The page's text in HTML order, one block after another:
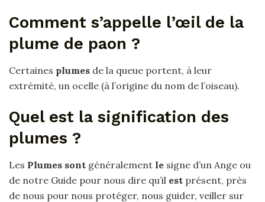
Comment s’appelle l’œil de la
plume de paon ?
Certaines plumes de la queue portent, à leur
extrémité, un ocelle (à l’origine du nom de l’oiseau).
Quel est la signification des
plumes ?
Les Plumes sont généralement le signe d’un Ange ou
de notre Guide pour nous dire qu’il est présent, près
de nous pour nous protéger, nous guider, veiller sur